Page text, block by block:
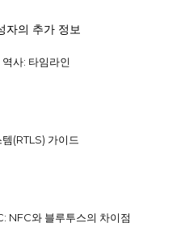
자의 추가 정보
사: 타임라인
(RTLS) 가이드
NFC와 블루투스의 차이점